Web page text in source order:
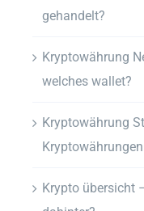
gehandelt?
Kryptowährung
welches wallet?
Kryptowährung
Krypto übersicht